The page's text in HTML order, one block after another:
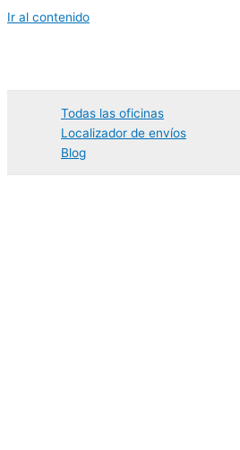
Ir al contenido
Todas las oficinas
Localizador de envíos
Blog